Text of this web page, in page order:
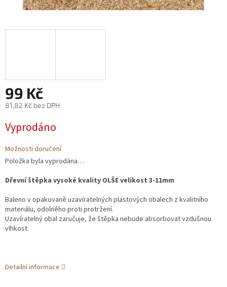
99 Kč
81,82 Kč bez DPH
cena:
Vyprodáno
Možnosti doručení
Položka byla vyprodána…
Dřevní štěpka vysoké kvality OLŠE velikost 3-11mm
Baleno v opakovaně uzavíratelných plastových obalech z kvalitního
materiálu, odolného proti protržení.
Uzavíratelný obal zaručuje, že štěpka nebude absorbovat vzdušnou
vlhkost.
Detailní informace